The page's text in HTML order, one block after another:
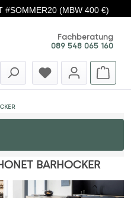
#SOMMER20 (MBW 400 €)
Fachberatung
089 548 065 160
BARHOCKER